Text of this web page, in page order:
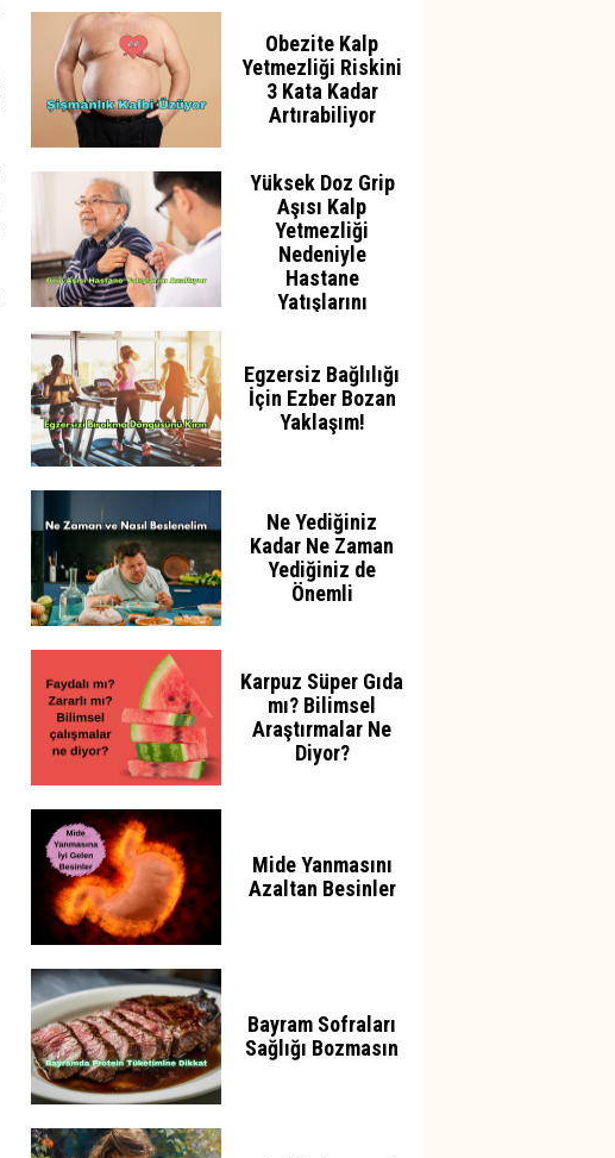
Obezite Kalp
Yetmezliği Riskini
3 Kata Kadar
Artırabiliyor
Yüksek Doz Grip
Aşısı Kalp
Yetmezliği
Nedeniyle
Hastane
Yatışlarını
Egzersiz Bağlılığı
İçin Ezber Bozan
Yaklaşım!
Ne Yediğiniz
Kadar Ne Zaman
Yediğiniz de
Önemli
Karpuz Süper Gıda
mı? Bilimsel
Araştırmalar Ne
Diyor?
Mide Yanmasını
Azaltan Besinler
Bayram Sofraları
Sağlığı Bozmasın